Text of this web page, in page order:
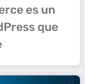
es un
que